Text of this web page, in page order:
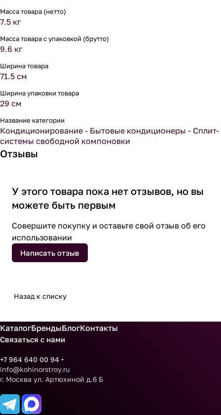
Масса товара (нетто)
7.5 кг
Масса товара с упаковкой (брутто)
9.6 кг
Ширина товара
71.5 см
Ширина упаковки товара
29 см
Название категории
Кондиционирование - Бытовые кондиционеры - Сплит-
системы свободной компоновки
Отзывы
У этого товара пока нет отзывов, но вы
можете быть первым
Совершите покупку и оставьте свой отзыв об его
использовании
Написать отзыв
Назад к списку
КаталогБрендыБлогКонтакты
Связаться с нами
+7 964 640 00 94
info@kohinorstroy.ru
г. Москва ул. Артюхиной д.6 Б